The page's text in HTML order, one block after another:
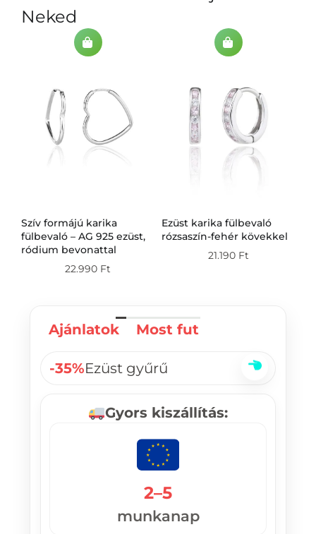
Neked
Szív formájú karika
fülbevaló – AG 925 ezüst,
ródium bevonattal
22.990 Ft
Ezüst karika fülbevaló
rózsaszín-fehér kövekkel
21.190 Ft
Ajánlatok Most fut
-35%Ezüst gyűrű
Gyors kiszállítás:
2–5
munkanap